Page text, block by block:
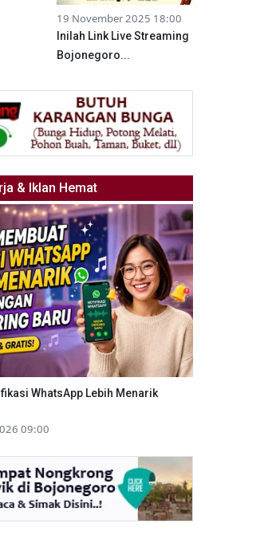
19 November 2025 18:00
Inilah Link Live Streaming
Bojonegoro...
& Iklan Hemat
WhatsApp Lebih Menarik
09:00